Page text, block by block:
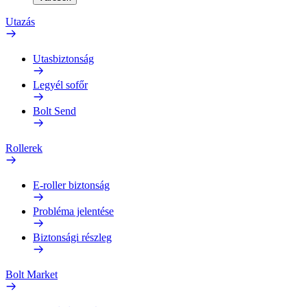
Utazás
Utasbiztonság
Legyél sofőr
Bolt Send
Rollerek
E-roller biztonság
Probléma jelentése
Biztonsági részleg
Bolt Market